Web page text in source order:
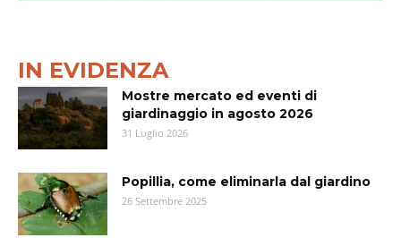
IN EVIDENZA
Mostre mercato ed eventi di
giardinaggio in agosto 2026
31 Luglio 2026
Popillia, come eliminarla dal giardino
26 Settembre 2025